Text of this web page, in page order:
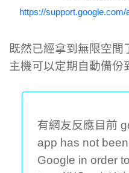
https://
既然已經拿到無限空
主機可以定期自動備份
有網友反應目前
app has not
Google in order